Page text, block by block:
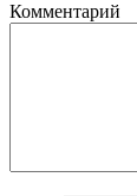
Комментарий